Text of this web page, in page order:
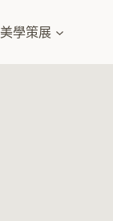
美學策展